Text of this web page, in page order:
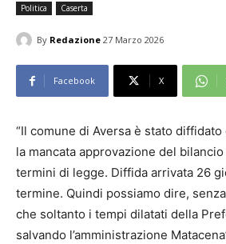
Politica Caserta
By Redazione 27 Marzo 2026
Facebook X
“Il comune di Aversa è stato
la mancata approvazione del
termini di legge. Diffida arrivata 26
termine. Quindi possiamo dire,
che soltanto i tempi dilatati della
salvando l’amministrazione